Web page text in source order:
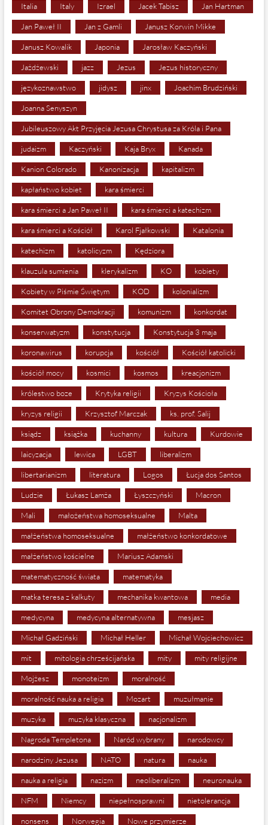
Italia Italy Izrael Jacek Tabisz Jan Hartman
Jan Paweł II Jan z Gamli Janusz Korwin Mikke
Janusz Kowalik Japonia Jarosław Kaczyński
Jażdżewski jazz Jezus Jezus historyczny
językoznawstwo jidysz jinx Joachim Brudziński
Joanna Senyszyn
Jubileuszowy Akt Przyjęcia Jezusa Chrystusa za Króla i Pana
judaizm Kaczyński Kaja Bryx Kanada
Kanion Colorado Kanonizacja kapitalizm
kapłaństwo kobiet kara śmierci
kara śmierci a Jan Paweł II kara śmierci a katechizm
kara śmierci a Kościół Karol Fjałkowski Katalonia
katechizm katolicyzm Kędziora
klauzula sumienia klerykalizm KO kobiety
Kobiety w Piśmie Świętym KOD kolonializm
Komitet Obrony Demokracji komunizm konkordat
konserwatyzm konstytucja Konstytucja 3 maja
koronawirus korupcja kościół Kościół katolicki
kościół mocy kosmici kosmos kreacjonizm
królestwo boze Krytyka religii Kryzys Kościoła
kryzys religii Krzysztof Marczak ks. prof. Salij
ksiądz książka kuchanny kultura Kurdowie
laicyzacja lewica LGBT liberalizm
libertarianizm literatura Logos Łucja dos Santos
Ludzie Łukasz Lamża Łyszczyński Macron
Mali małożeństwa homoseksualne Malta
małżeństwa homoseksualne małżeństwo konkordatowe
małżeństwo kościelne Mariusz Adamski
matematyczność świata matematyka
matka teresa z kalkuty mechanika kwantowa media
medycyna medycyna alternatywna mesjasz
Michał Gadziński Michał Heller Michał Wojciechowicz
mit mitologia chrześcijańska mity mity religijne
Mojżesz monoteizm moralność
moralność nauka a religia Mozart muzułmanie
muzyka muzyka klasyczna nacjonalizm
Nagroda Templetona Naród wybrany narodowcy
narodziny Jezusa NATO natura nauka
nauka a religia nazizm neoliberalizm neuronauka
NFM Niemcy niepełnosprawni nietolerancja
nonsens Norwegia Nowe przymierze